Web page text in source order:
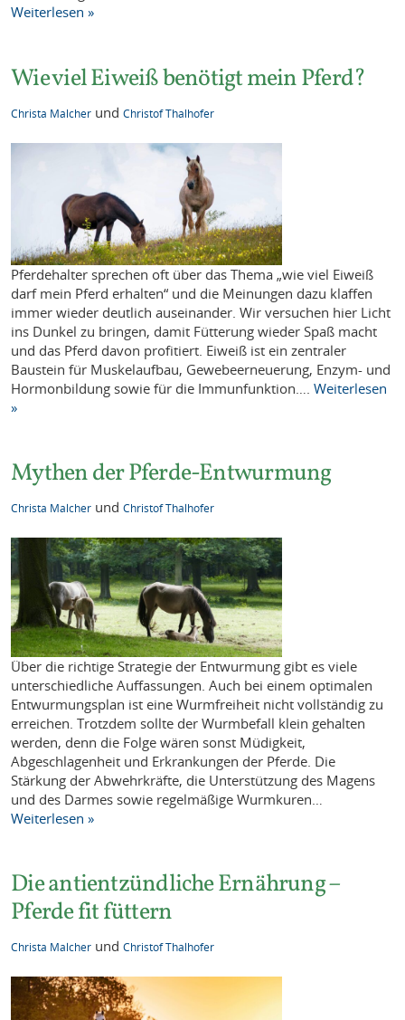
Weiterlesen »
Wie viel Eiweiß benötigt mein Pferd?
Christa Malcher undChristof Thalhofer
Pferdehalter sprechen oft über das Thema „wie viel Eiweiß
darf mein Pferd erhalten“ und die Meinungen dazu klaffen
immer wieder deutlich auseinander. Wir versuchen hier Licht
ins Dunkel zu bringen, damit Fütterung wieder Spaß macht
und das Pferd davon profitiert. Eiweiß ist ein zentraler
Baustein für Muskelaufbau, Gewebeerneuerung, Enzym- und
Hormonbildung sowie für die Immunfunktion….Weiterlesen
»
Mythen der Pferde-Entwurmung
Christa Malcher undChristof Thalhofer
Über die richtige Strategie der Entwurmung gibt es viele
unterschiedliche Auffassungen. Auch bei einem optimalen
Entwurmungsplan ist eine Wurmfreiheit nicht vollständig zu
erreichen. Trotzdem sollte der Wurmbefall klein gehalten
werden, denn die Folge wären sonst Müdigkeit,
Abgeschlagenheit und Erkrankungen der Pferde. Die
Stärkung der Abwehrkräfte, die Unterstützung des Magens
und des Darmes sowie regelmäßige Wurmkuren…
Weiterlesen »
Die antientzündliche Ernährung –
Pferde fit füttern
Christa Malcher undChristof Thalhofer